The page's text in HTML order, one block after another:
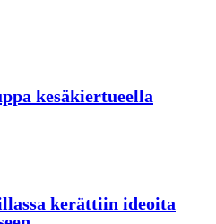
kesäkiertueella
kerättiin ideoita